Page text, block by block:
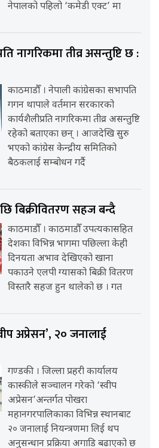
नेपालको पहिलो ‘कमेडी एक्ट’ मा
नागरिकमा तीव्र असन्तुष्टि छ :
काठमाडौँ । नेपाली कांग्रेसका सभापति
गगन थापाले वर्तमान सरकारको
कार्यशैलीप्रति नागरिकमा तीव्र असन्तुष्टि
रहेको बताएका छन् । आजदेखि सुरु
भएको कांग्रेस केन्द्रीय समितिको
बैठकलाई सम्बोधन गर्दै
बिक्रीवितरण सहज बन्दै
काठमाडौँ । काठमाडौँ उपत्यकासहित
देशका विभिन्न भागमा पछिल्ला केही
दिनयता अभाव देखिएको खाना
पकाउने एलपी ग्यासको बिक्री वितरण
विस्तारै सहज हुन थालेको छ । गत
अप्रेसन’, २० जनालाई
गण्डकी । जिल्ला प्रहरी कार्यालय
कास्कीले सञ्चालन गरेको ‘स्वीप
अप्रेसन’अन्तर्गत पोखरा
महानगरपालिकाका विभिन्न स्थानबाट
२० जनालाई नियन्त्रणमा लिई थप
अनुसन्धान प्रक्रिया अगाडि बढाएको छ